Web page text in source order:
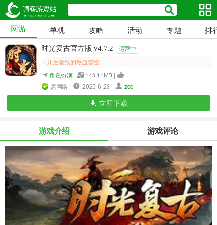
网游 单机 攻略 活动 专题 排
时光复古官方版 v4.7.2 运营中
开启极致的热血冒险
角色扮演 |
143.11MB |
需网络
2025-6-23 zcc
立即下载
游戏介绍 游戏评论